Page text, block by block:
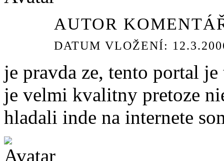
AUTOR
DATUM VLOŽENÍ:
je pravda ze, tento portal
je velmi kvalitny pretoze
hladali inde na internete